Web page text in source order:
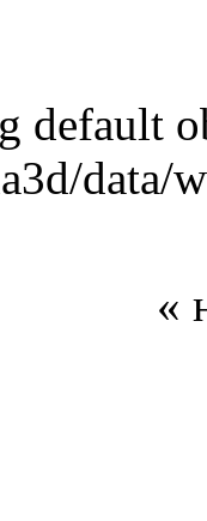
default
data/
«